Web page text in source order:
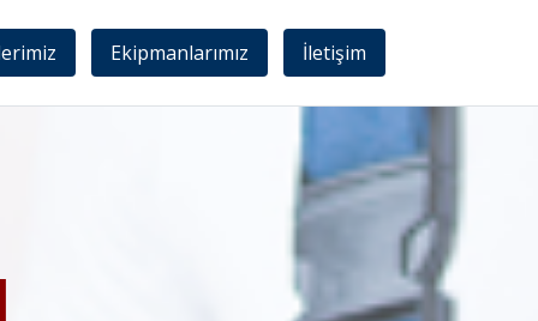
Ekipmanlarımız İletişim